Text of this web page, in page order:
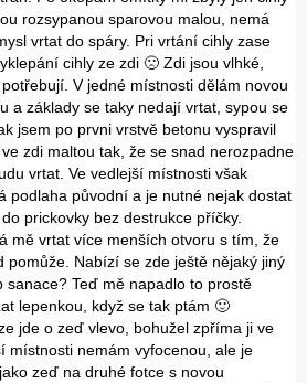
rozsypanou sparovou malou, nemá
vrtat do spáry. Pri vrtání cihly zase
cihly ze zdi 🙁 Zdi jsou vlhké,
V jedné místnosti dělám novou
a základy se taky nedají vrtat, sypou se
jsem po prvni vrstvě betonu vyspravil
zdi maltou tak, že se snad nerozpadne
vrtat. Ve vedlejší místnosti však
podlaha původní a je nutné nejak dostat
prickovky bez destrukce příčky.
mě vrtat více menších otvoru s tím, že
pomůže. Nabízí se zde ještě nějaký jiný
sanace? Teď mě napadlo to prostě
lepenkou, když se tak ptám 🙂
jde o zeď vlevo, bohužel zpříma ji ve
místnosti nemám vyfocenou, ale je
zeď na druhé fotce s novou